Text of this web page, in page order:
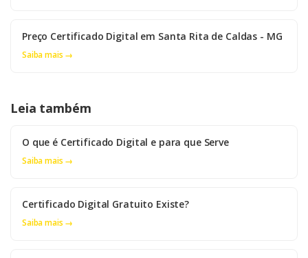
Preço Certificado Digital em Santa Rita de Caldas - MG
Saiba mais →
Leia também
O que é Certificado Digital e para que Serve
Saiba mais →
Certificado Digital Gratuito Existe?
Saiba mais →